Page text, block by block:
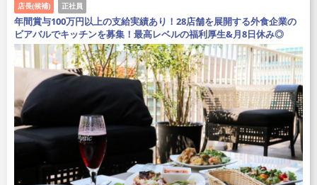
店長(候補) 正社員
年間賞与100万円以上の支給実績あり！28店舗を展開する外食企業の
ビアバルでキッチンを募集！最高レベルの福利厚生&月8日休み◎